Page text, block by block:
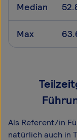
Median
Max
Als Referent/in
natürlich auch in